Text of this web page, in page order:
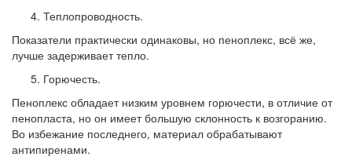
Теплопроводность.
Показатели практически одинаковы, но пеноплекс, всё же,
лучше задерживает тепло.
Горючесть.
Пеноплекс обладает низким уровнем горючести, в отличие от
пенопласта, но он имеет большую склонность к возгоранию.
Во избежание последнего, материал обрабатывают
антипиренами.